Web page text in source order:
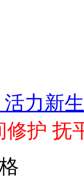
力新
修护 抚